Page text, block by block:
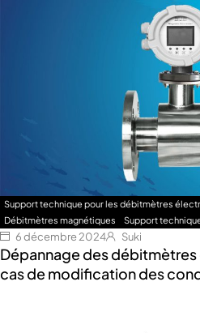
Support technique pour les débitmètres
Débitmètres magnétiques
Support
6 décembre 2024 Suki
Dépannage des
cas de modification des